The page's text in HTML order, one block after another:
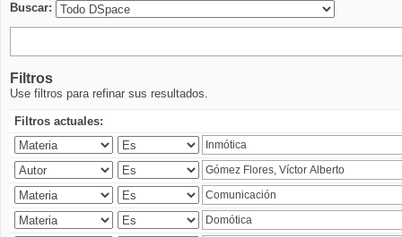
Buscar:
Filtros
Use filtros para refinar sus resultados.
Filtros actuales: